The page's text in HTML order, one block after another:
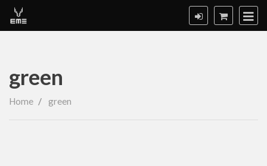
green
green
Home green